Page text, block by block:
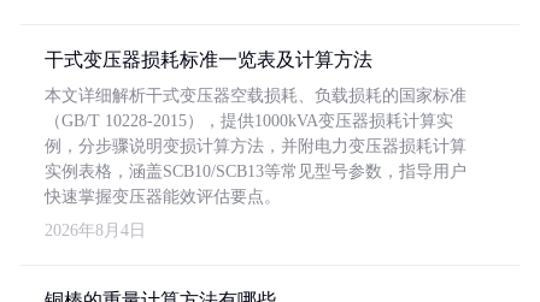
干式变压器损耗标准一览表及计算方法
本文详细解析干式变压器空载损耗、负载损耗的国家标准
（GB/T 10228-2015），提供1000kVA变压器损耗计算实
例，分步骤说明变损计算方法，并附电力变压器损耗计算
实例表格，涵盖SCB10/SCB13等常见型号参数，指导用户
快速掌握变压器能效评估要点。
2026年8月4日